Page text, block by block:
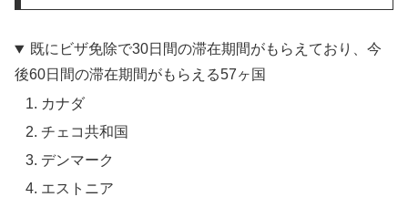
既にビザ免除で30日間の滞在期間がもらえており、今
後60日間の滞在期間がもらえる57ヶ国
カナダ
チェコ共和国
デンマーク
エストニア